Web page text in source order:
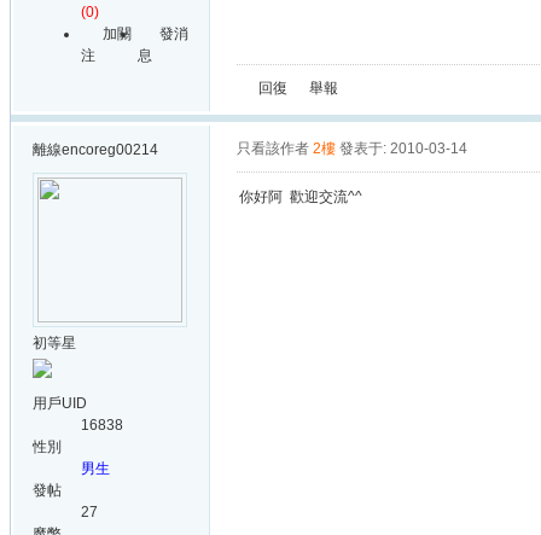
(0)
加關
注
發消
息
回復 舉報
離線encoreg00214
初等星
用戶UID
16838
性別
男生
發帖
27
只看該作者 2樓 發表于: 2010-03-14
你好阿 歡迎交流^^